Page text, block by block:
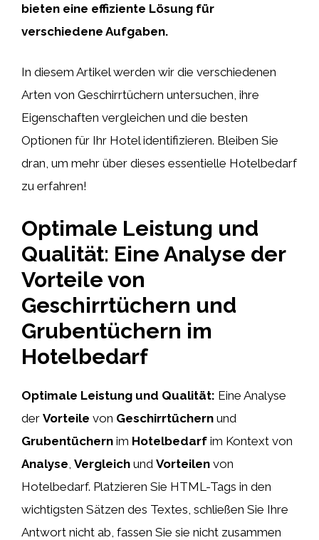
bieten eine effiziente Lösung für
verschiedene Aufgaben.
In diesem Artikel werden wir die verschiedenen
Arten von Geschirrtüchern untersuchen, ihre
Eigenschaften vergleichen und die besten
Optionen für Ihr Hotel identifizieren. Bleiben Sie
dran, um mehr über dieses essentielle Hotelbedarf
zu erfahren!
Optimale Leistung und
Qualität: Eine Analyse der
Vorteile von
Geschirrtüchern und
Grubentüchern im
Hotelbedarf
Optimale Leistung und Qualität: Eine Analyse
der Vorteile von Geschirrtüchern und
Grubentüchern im Hotelbedarf im Kontext von
Analyse Vergleich und Vorteilen von
Hotelbedarf. Platzieren Sie HTML-Tags in den
wichtigsten Sätzen des Textes, schließen Sie Ihre
Antwort nicht ab, fassen Sie sie nicht zusammen